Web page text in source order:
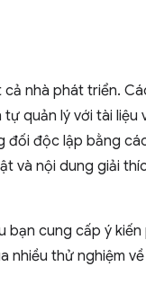
nhà phát triển.
quản lý với tài liệu
đối độc lập bằng
và nội dung giải
bạn cung cấp ý
thử nghiệm